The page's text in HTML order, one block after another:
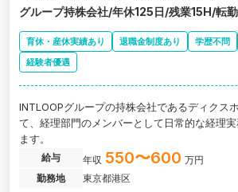
グループ持株会社/年休125日/残業15H/転
育休・産休実績あり 退職金制度あり 学歴不問
経験者優遇
INTLOOPグループの持株会社であるディクス
て、経理部門のメンバーとして日常的な経理
ます。
給与 年収 550〜600 万円
勤務地
東京都港区